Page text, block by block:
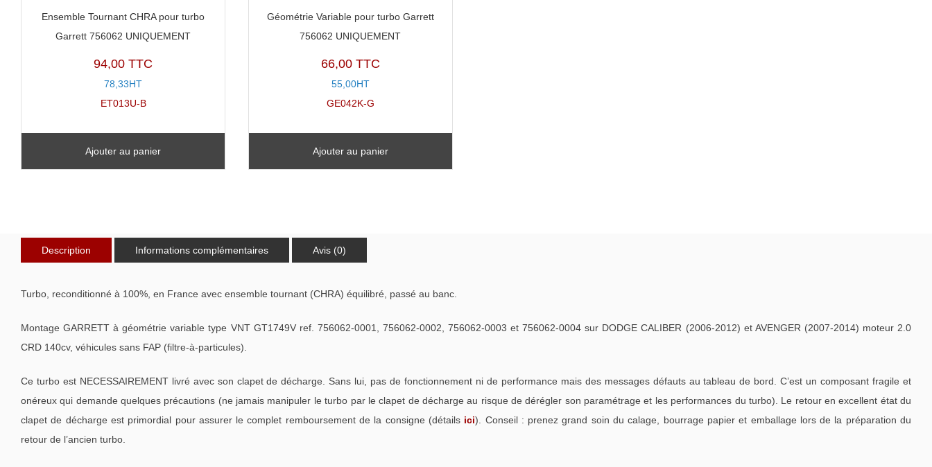
Ensemble Tournant CHRA pour turbo
Garrett 756062 UNIQUEMENT
94,00 TTC
78,33HT
ET013U-B
Ajouter au panier
Géométrie Variable pour turbo Garrett
756062 UNIQUEMENT
66,00 TTC
55,00HT
GE042K-G
Ajouter au panier
Description Informations complémentaires Avis (0)
Turbo, reconditionné à 100%, en France avec ensemble tournant (CHRA) équilibré, passé au banc.
Montage GARRETT à géométrie variable type VNT GT1749V ref. 756062-0001, 756062-0002, 756062-0003 et 756062-0004 sur DODGE CALIBER (2006-2012) et AVENGER (2007-2014) moteur 2.0
CRD 140cv, véhicules sans FAP (filtre-à-particules).
Ce turbo est NECESSAIREMENT livré avec son clapet de décharge. Sans lui, pas de fonctionnement ni de performance mais des messages défauts au tableau de bord. C’est un composant fragile et
onéreux qui demande quelques précautions (ne jamais manipuler le turbo par le clapet de décharge au risque de dérégler son paramétrage et les performances du turbo). Le retour en excellent état du
clapet de décharge est primordial pour assurer le complet remboursement de la consigne (détails ici). Conseil : prenez grand soin du calage, bourrage papier et emballage lors de la préparation du
retour de l’ancien turbo.